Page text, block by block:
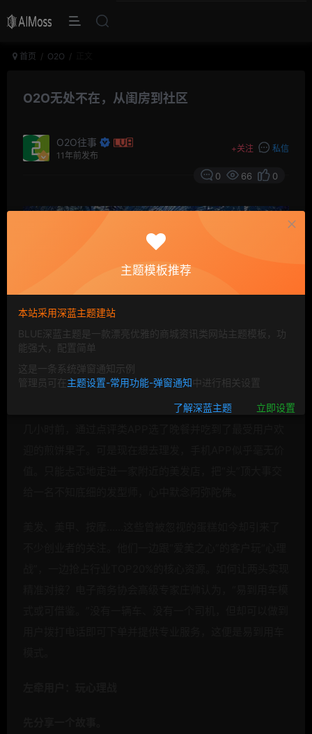
首页 O2O
O2O无处不在，从闺房到社区
O2O往事
11年前发布
+关注 私信
0 66 0
几天前，通过团购APP买了一张《后会无期》的电影票；
主题模板推荐
本站采用深蓝主题建站
BLUE深蓝主题是一款漂亮优雅的商城资讯类网站主题模板，功
能强大，配置简单
这是一条系统弹窗通知示例
管理员可在主题设置-常用功能-弹窗通知中进行相关设置
了解深蓝主题 立即设置